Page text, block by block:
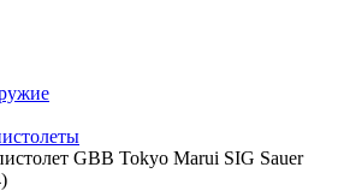
GBB Tokyo Marui SIG Sauer